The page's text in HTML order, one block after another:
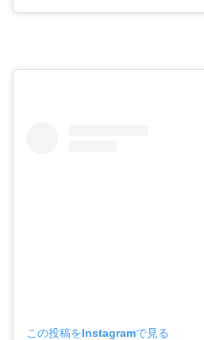
この投稿をInstagramで見る